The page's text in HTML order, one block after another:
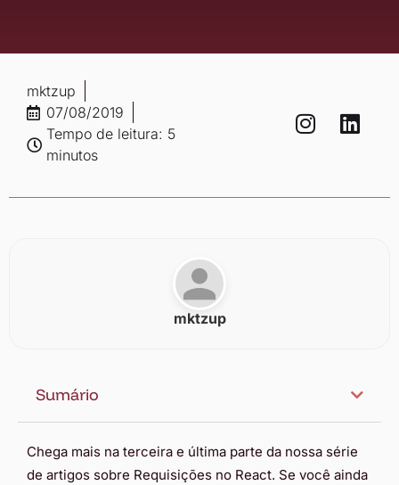
mktzup
07/08/2019
Tempo de leitura: 5
minutos
Chega mais na terceira e última parte da nossa série
de artigos sobre Requisições no React. Se você ainda
mktzup
Sumário